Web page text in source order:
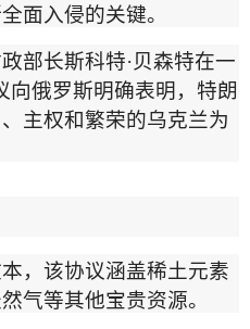
面入侵的关键。
部长斯科特·贝森特在一
向俄罗斯明确表明，特朗
主权和繁荣的乌克兰为
，该协议涵盖稀土元素
气等其他宝贵资源。